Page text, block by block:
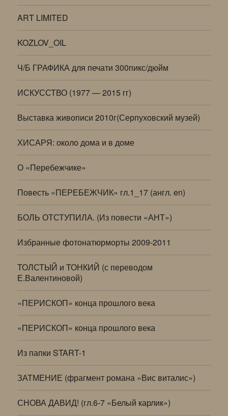
ART LIMITED
KOZLOV_OIL
Ч/Б ГРАФИКА для печати 300пикс/дюйм
ИСКУССТВО (1977 — 2015 гг)
Выставка живописи 2010г(Серпуховский музей)
ХИСАРЯ: около дома и в доме
О «Перебежчике»
Повесть «ПЕРЕБЕЖЧИК» гл.1_17 (англ. en)
БОЛЬ ОТСТУПИЛА. (Из повести «АНТ»)
Избранные фотонатюрморты 2009-2011
ТОЛСТЫЙ и ТОНКИЙ (с переводом
Е.Валентиновой)
«ПЕРИСКОП» конца прошлого века
«ПЕРИСКОП» конца прошлого века
Из папки START-1
ЗАТМЕНИЕ (фрагмент романа «Вис виталис»)
СНОВА ДАВИД! (гл.6-7 «Белый карлик»)